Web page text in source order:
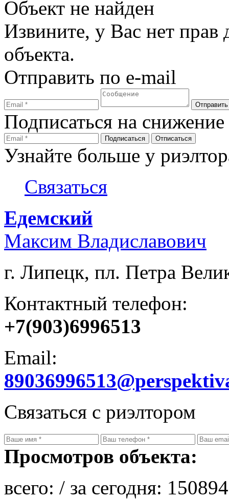
Объект не найден
Извините, у Вас нет прав
объекта.
Отправить по e-mail
Подписаться на
Узнайте больше у
Связаться
Едемский
Максим Владиславович
г. Липецк, пл. Петра
Контактный телефон:
+7(903)6996513
Email:
Связаться с риэлтором
Просмотров объекта:
всего: / за сегодня: